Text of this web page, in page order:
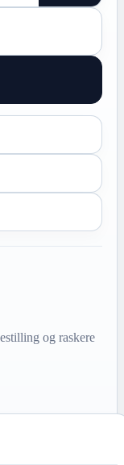
og raskere